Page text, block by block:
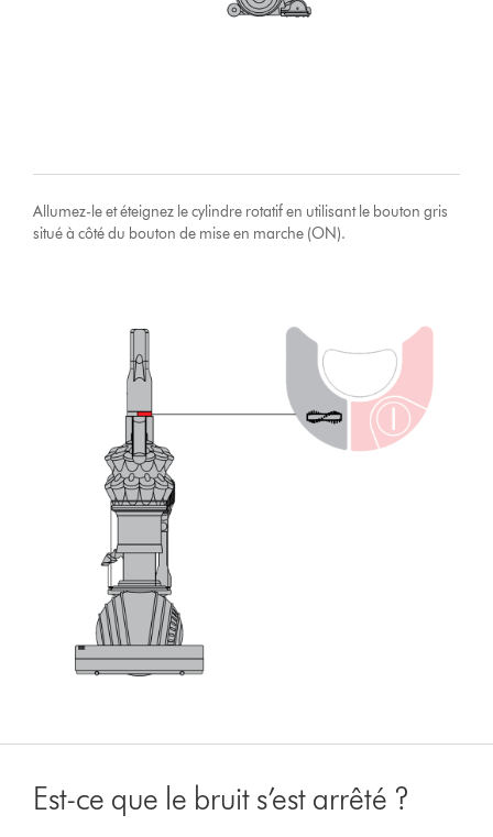
Allumez-le et éteignez le cylindre rotatif en utilisant le bouton gris
situé à côté du bouton de mise en marche (ON).
Est-ce que le bruit s’est arrêté ?